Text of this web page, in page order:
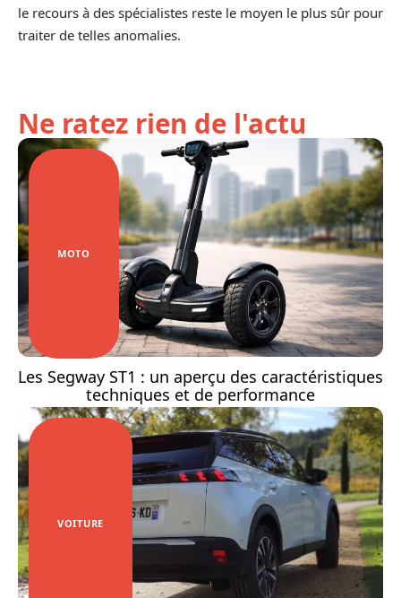
le recours à des spécialistes reste le moyen le plus sûr pour
traiter de telles anomalies.
Ne ratez rien de l'actu
MOTO
Les Segway ST1 : un aperçu des caractéristiques
techniques et de performance
VOITURE